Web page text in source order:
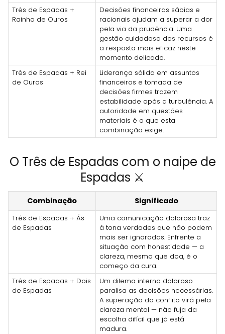
Três de Espadas +
Rainha de Ouros
Decisões financeiras sábias e
racionais ajudam a superar a dor
pela via da prudência. Uma
gestão cuidadosa dos recursos é
a resposta mais eficaz neste
momento delicado.
Três de Espadas + Rei
de Ouros
Liderança sólida em assuntos
financeiros e tomada de
decisões firmes trazem
estabilidade após a turbulência. A
autoridade em questões
materiais é o que esta
combinação exige.
O Três de Espadas com o naipe de
Espadas ⚔️
Combinação Significado
Três de Espadas + Ás
de Espadas
Uma comunicação dolorosa traz
à tona verdades que não podem
mais ser ignoradas. Enfrente a
situação com honestidade — a
clareza, mesmo que doa, é o
começo da cura.
Três de Espadas + Dois
de Espadas
Um dilema interno doloroso
paralisa as decisões necessárias.
A superação do conflito virá pela
clareza mental — não fuja da
escolha difícil que já está
madura.